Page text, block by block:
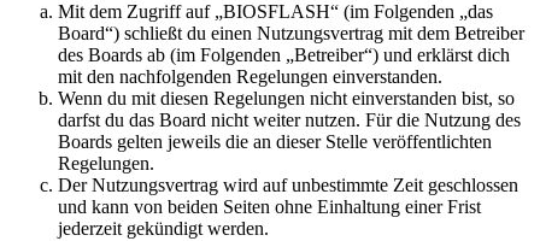
Mit dem Zugriff auf „BIOSFLASH“ (im Folgenden „das
Board“) schließt du einen Nutzungsvertrag mit dem Betreiber
des Boards ab (im Folgenden „Betreiber“) und erklärst dich
mit den nachfolgenden Regelungen einverstanden.
Wenn du mit diesen Regelungen nicht einverstanden bist, so
darfst du das Board nicht weiter nutzen. Für die Nutzung des
Boards gelten jeweils die an dieser Stelle veröffentlichten
Regelungen.
Der Nutzungsvertrag wird auf unbestimmte Zeit geschlossen
und kann von beiden Seiten ohne Einhaltung einer Frist
jederzeit gekündigt werden.